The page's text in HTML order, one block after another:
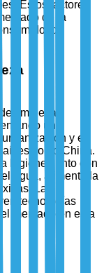
Estos factores
de la
de
limpieza
un
y el
como China.
higiene, junto con
agua, alimenta la
Las
tecnologías
mercado en esta